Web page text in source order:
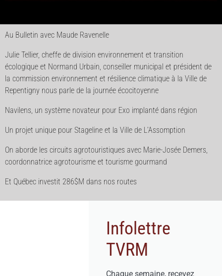
Au Bulletin avec Maude Ravenelle
Julie Tellier, cheffe de division environnement et transition
écologique et Normand Urbain, conseiller municipal et président de
la commission environnement et résilience climatique à la Ville de
Repentigny nous parle de la journée écocitoyenne
Navilens, un système novateur pour Exo implanté dans région
Un projet unique pour Stageline et la Ville de L’Assomption
On aborde les circuits agrotouristiques avec Marie-Josée Demers,
coordonnatrice agrotourisme et tourisme gourmand
Et Québec investit 286$M dans nos routes
Infolettre
TVRM
Chaque semaine, recevez